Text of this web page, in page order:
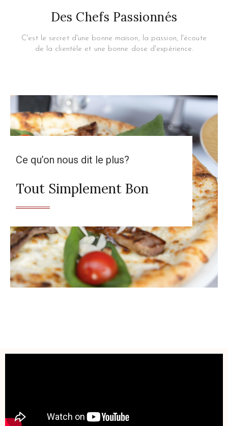
Des Chefs Passionnés
C'est le secret d'une bonne maison, la passion, l'écoute
de la clientèle et une bonne dose d'expérience.
Ce qu’on nous dit le plus?
Tout Simplement Bon